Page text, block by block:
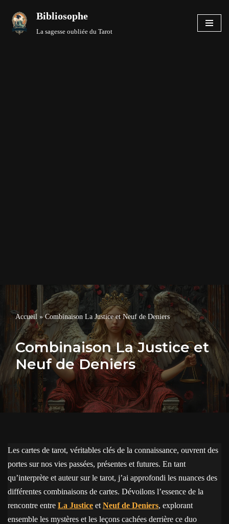
Aller
Bibliosophe
La sagesse oubliée du Tarot
Accueil »Combinaison La Justice et Neuf de Deniers
Combinaison La Justice et
Neuf de Deniers
Les cartes de tarot, véritables clés de la connaissance, ouvrent des
portes sur nos vies passées, présentes et futures. En tant
qu’interprète et auteur sur le tarot, j’ai approfondi les nuances des
différentes combinaisons de cartes. Dévoilons l’essence de la
rencontre entre La Justice et Neuf de Deniers, explorant
ensemble les mystères et les leçons cachées derrière ce duo